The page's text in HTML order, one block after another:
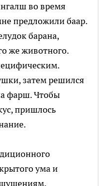
во время
предложили баар.
барана,
же животного.
затем решился
фарш. Чтобы
пришлось
ума и